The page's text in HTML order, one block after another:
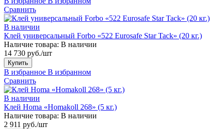
Сравнить
В наличии
Клей универсальный Forbo «522 Eurosafe Star Tack» (20 кг.)
Наличие товара: В наличии
14 730 руб./шт
Купить
В избранное В избранном
Сравнить
В наличии
Клей Homa «Homakoll 268» (5 кг.)
Наличие товара: В наличии
2 911 руб./шт